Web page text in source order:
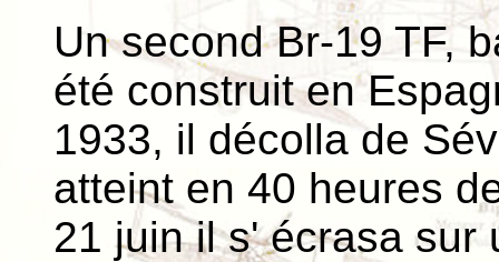
Un second Br-19 TF,
été construit en
1933, il décolla de
atteint en 40 heures
21 juin il s' écrasa sur